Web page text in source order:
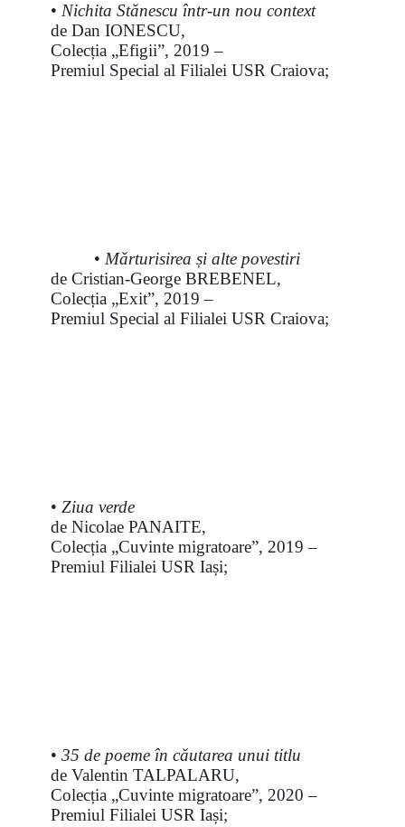
• Nichita Stănescu într-un nou context
de Dan IONESCU,
Colecția „Efigii”, 2019 –
Premiul Special al Filialei USR Craiova;
• Mărturisirea și alte povestiri
de Cristian-George BREBENEL,
Colecția „Exit”, 2019 –
Premiul Special al Filialei USR Craiova;
• Ziua verde
de Nicolae PANAITE,
Colecția „Cuvinte migratoare”, 2019 –
Premiul Filialei USR Iași;
• 35 de poeme în căutarea unui titlu
de Valentin TALPALARU,
Colecția „Cuvinte migratoare”, 2020 –
Premiul Filialei USR Iași;